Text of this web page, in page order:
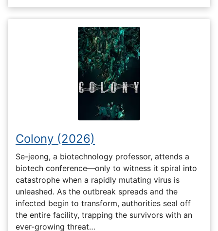
Colony (2026)
Se-jeong, a biotechnology professor, attends a
biotech conference—only to witness it spiral into
catastrophe when a rapidly mutating virus is
unleashed. As the outbreak spreads and the
infected begin to transform, authorities seal off
the entire facility, trapping the survivors with an
ever-growing threat…